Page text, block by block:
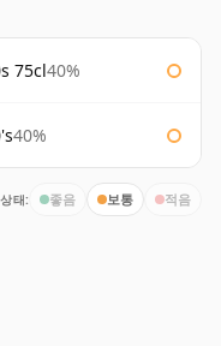
75cl40%
40%
태: 좋음 보통 적음